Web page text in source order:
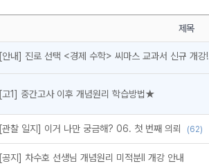
제목
[안내] 진로 선택 <경제 수학> 씨마스 교과서 신규 개강!
[고1] 중간고사 이후 개념원리 학습방법★
[관찰 일지] 이거 나만 궁금해? 06. 첫 번째 의뢰 (62)
[공지] 차수호 선생님 개념원리 미적분ll 개강 안내